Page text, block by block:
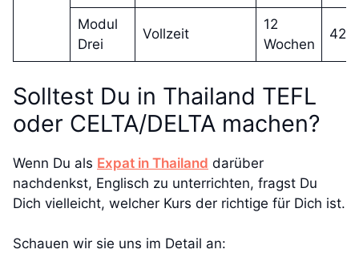
Modul
Drei
Vollzeit
12
Wochen
425
Solltest Du in Thailand TEFL
oder CELTA/DELTA machen?
Wenn Du als Expat in Thailand darüber
nachdenkst, Englisch zu unterrichten, fragst Du
Dich vielleicht, welcher Kurs der richtige für Dich ist.
Schauen wir sie uns im Detail an: